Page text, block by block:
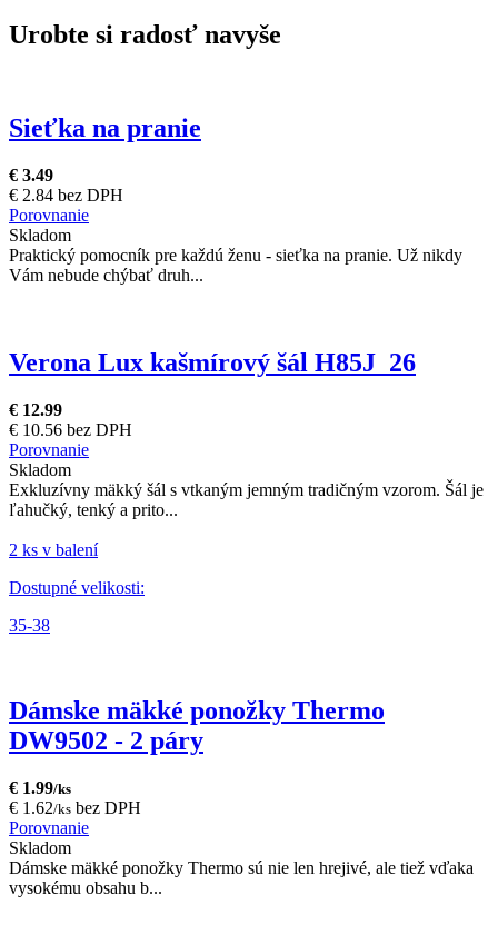
Urobte si radosť navyše
Sieťka na pranie
€ 3.49
€ 2.84 bez DPH
Porovnanie
Skladom
Praktický pomocník pre každú ženu - sieťka na pranie. Už nikdy
Vám nebude chýbať druh...
Verona Lux kašmírový šál H85J_26
€ 12.99
€ 10.56 bez DPH
Porovnanie
Skladom
Exkluzívny mäkký šál s vtkaným jemným tradičným vzorom. Šál je
ľahučký, tenký a prito...
2 ks v balení
Dostupné velikosti:
35-38
Dámske mäkké ponožky Thermo
DW9502 - 2 páry
€ 1.99/ks
€ 1.62/ks bez DPH
Porovnanie
Skladom
Dámske mäkké ponožky Thermo sú nie len hrejivé, ale tiež vďaka
vysokému obsahu b...